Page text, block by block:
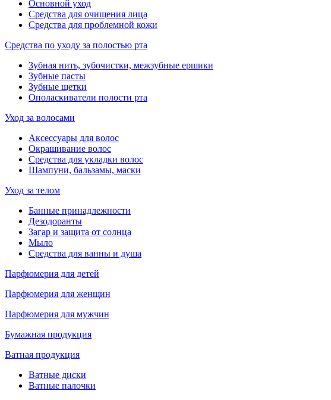
Основной уход
Средства для очищения лица
Средства для проблемной кожи
Средства по уходу за полостью рта
Зубная нить, зубочистки, межзубные ершики
Зубные пасты
Зубные щетки
Ополаскиватели полости рта
Уход за волосами
Аксессуары для волос
Окрашивание волос
Средства для укладки волос
Шампуни, бальзамы, маски
Уход за телом
Банные принадлежности
Дезодоранты
Загар и защита от солнца
Мыло
Средства для ванны и душа
Парфюмерия для детей
Парфюмерия для женщин
Парфюмерия для мужчин
Бумажная продукция
Ватная продукция
Ватные диски
Ватные палочки